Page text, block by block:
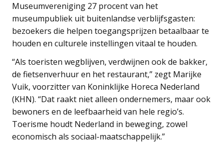
Museumvereniging 27 procent van het
museumpubliek uit buitenlandse verblijfsgasten:
bezoekers die helpen toegangsprijzen betaalbaar te
houden en culturele instellingen vitaal te houden.
“Als toeristen wegblijven, verdwijnen ook de bakker,
de fietsenverhuur en het restaurant,” zegt Marijke
Vuik, voorzitter van Koninklijke Horeca Nederland
(KHN). “Dat raakt niet alleen ondernemers, maar ook
bewoners en de leefbaarheid van hele regio’s.
Toerisme houdt Nederland in beweging, zowel
economisch als sociaal-maatschappelijk.”